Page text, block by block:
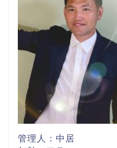
管理人：中居